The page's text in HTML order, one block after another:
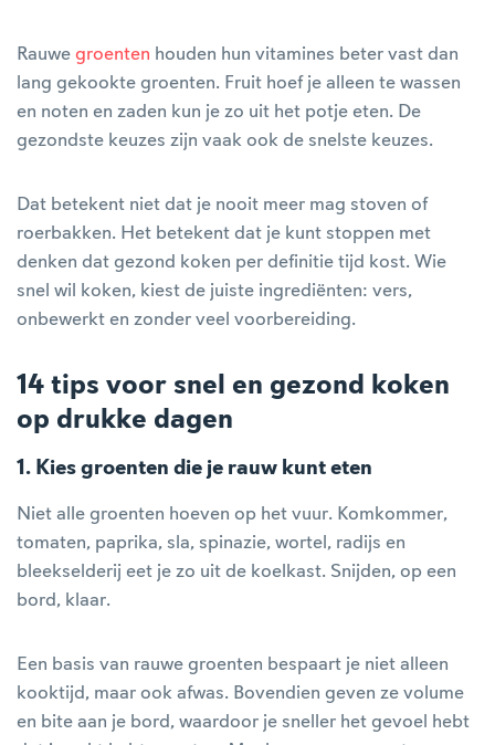
Rauwe groenten houden hun vitamines beter vast dan
lang gekookte groenten. Fruit hoef je alleen te wassen
en noten en zaden kun je zo uit het potje eten. De
gezondste keuzes zijn vaak ook de snelste keuzes.
Dat betekent niet dat je nooit meer mag stoven of
roerbakken. Het betekent dat je kunt stoppen met
denken dat gezond koken per definitie tijd kost. Wie
snel wil koken, kiest de juiste ingrediënten: vers,
onbewerkt en zonder veel voorbereiding.
14 tips voor snel en gezond koken
op drukke dagen
1. Kies groenten die je rauw kunt eten
Niet alle groenten hoeven op het vuur. Komkommer,
tomaten, paprika, sla, spinazie, wortel, radijs en
bleekselderij eet je zo uit de koelkast. Snijden, op een
bord, klaar.
Een basis van rauwe groenten bespaart je niet alleen
kooktijd, maar ook afwas. Bovendien geven ze volume
en bite aan je bord, waardoor je sneller het gevoel hebt